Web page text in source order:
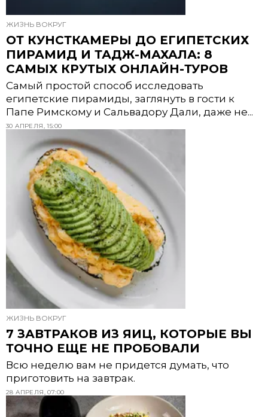
ЖИЗНЬ ВОКРУГ
ОТ КУНСТКАМЕРЫ ДО ЕГИПЕТСКИХ
ПИРАМИД И ТАДЖ-МАХАЛА: 8
САМЫХ КРУТЫХ ОНЛАЙН-ТУРОВ
Самый простой способ исследовать
египетские пирамиды, заглянуть в гости к
Папе Римскому и Сальвадору Дали, даже не...
30 АПРЕЛЯ, 15:00
ЖИЗНЬ ВОКРУГ
7 ЗАВТРАКОВ ИЗ ЯИЦ, КОТОРЫЕ ВЫ
ТОЧНО ЕЩЕ НЕ ПРОБОВАЛИ
Всю неделю вам не придется думать, что
приготовить на завтрак.
28 АПРЕЛЯ, 07:00